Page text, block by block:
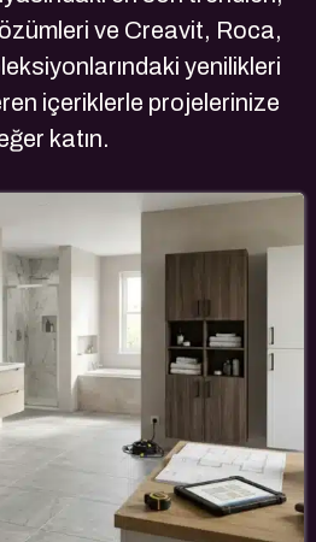
ve Creavit, Roca,
yenilikleri
içeriklerle projelerinize
katın.